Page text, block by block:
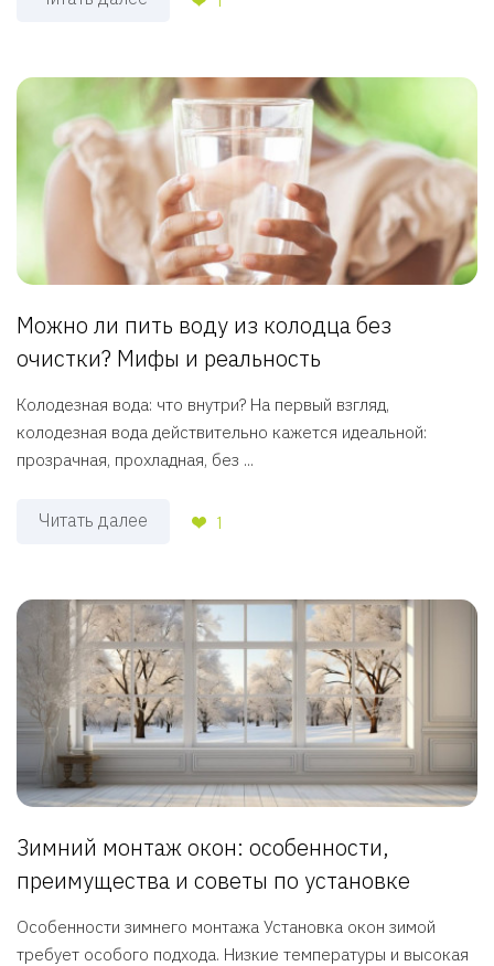
Можно ли пить воду из колодца без
очистки? Мифы и реальность
Колодезная вода: что внутри? На первый взгляд,
колодезная вода действительно кажется идеальной:
прозрачная, прохладная, без ...
Читать далее 1
Зимний монтаж окон: особенности,
преимущества и советы по установке
Особенности зимнего монтажа Установка окон зимой
требует особого подхода. Низкие температуры и высокая